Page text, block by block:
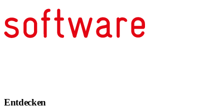
Entdecken